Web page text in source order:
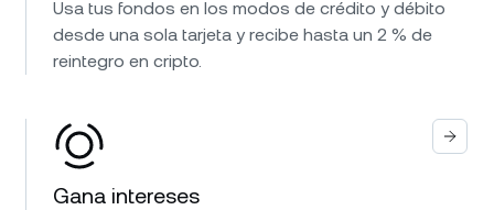
Usa tus fondos en los modos de crédito y débito
desde una sola tarjeta y recibe hasta un 2 % de
reintegro en cripto.
Gana intereses